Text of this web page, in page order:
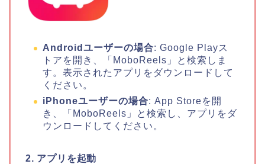
Androidユーザーの場合: Google Playス
トアを開き、「MoboReels」と検索しま
す。表示されたアプリをダウンロードして
ください。
iPhoneユーザーの場合: App Storeを開
き、「MoboReels」と検索し、アプリをダ
ウンロードしてください。
2. アプリを起動